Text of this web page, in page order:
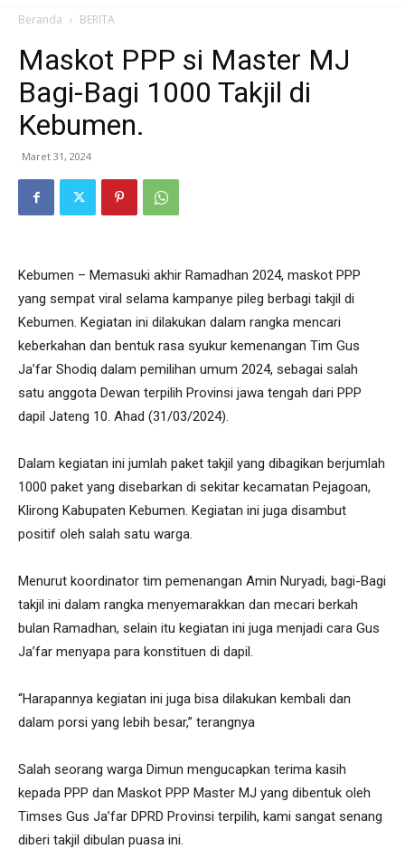
Beranda BERITA
Maskot PPP si Master MJ
Bagi-Bagi 1000 Takjil di
Kebumen.
Maret 31, 2024
Kebumen – Memasuki akhir Ramadhan 2024, maskot PPP
yang sempat viral selama kampanye pileg berbagi takjil di
Kebumen. Kegiatan ini dilakukan dalam rangka mencari
keberkahan dan bentuk rasa syukur kemenangan Tim Gus
Ja’far Shodiq dalam pemilihan umum 2024, sebagai salah
satu anggota Dewan terpilih Provinsi jawa tengah dari PPP
dapil Jateng 10. Ahad (31/03/2024).
Dalam kegiatan ini jumlah paket takjil yang dibagikan berjumlah
1000 paket yang disebarkan di sekitar kecamatan Pejagoan,
Klirong Kabupaten Kebumen. Kegiatan ini juga disambut
positif oleh salah satu warga.
Menurut koordinator tim pemenangan Amin Nuryadi, bagi-Bagi
takjil ini dalam rangka menyemarakkan dan mecari berkah
bulan Ramadhan, selain itu kegiatan ini juga menjadi cara Gus
Ja’far menyapa para konstituen di dapil.
“Harapannya kegiatan ini juga bisa dilakukan kembali dan
dalam porsi yang lebih besar,” terangnya
Salah seorang warga Dimun mengucapkan terima kasih
kepada PPP dan Maskot PPP Master MJ yang dibentuk oleh
Timses Gus Ja’far DPRD Provinsi terpilih, kami sangat senang
diberi takjil dibulan puasa ini.